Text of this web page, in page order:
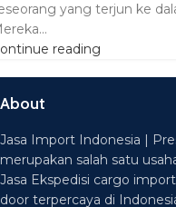
yang terjun ke
reading
About
Jasa Import Indonesia |
merupakan salah satu
Jasa Ekspedisi cargo
door terpercaya di